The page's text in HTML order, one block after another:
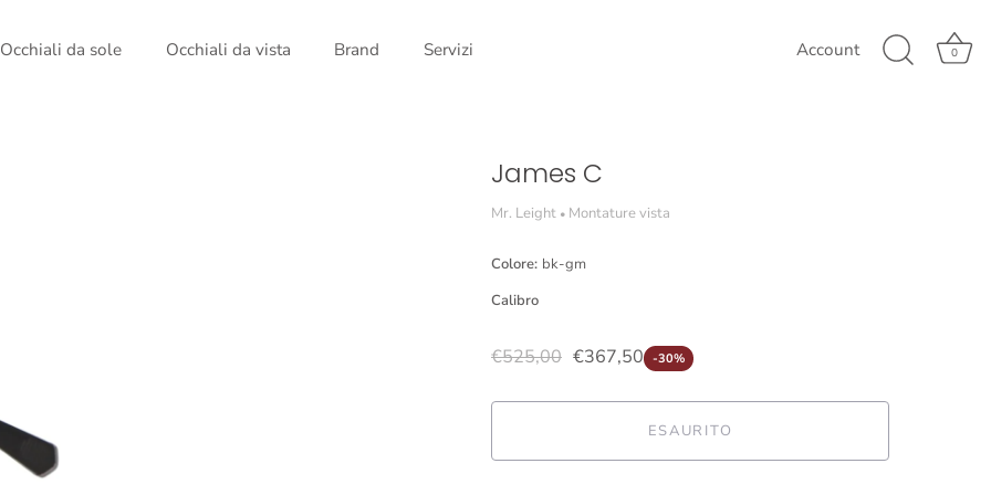
Occhiali da sole Occhiali da vista Brand Servizi Account 0
James C
Mr. Leight • Montature vista
Colore: bk-gm
Calibro
€525,00 €367,50 -30%
ESAURITO